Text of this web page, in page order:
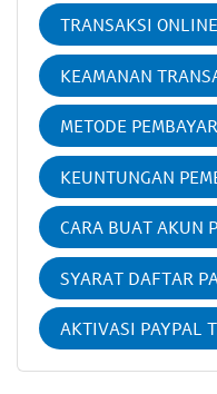
TRANSAKSI ONLINE
KEAMANAN
METODE
KEUNTUNGAN
CARA BUAT AKUN
SYARAT DAFTAR
AKTIVASI PAYPAL